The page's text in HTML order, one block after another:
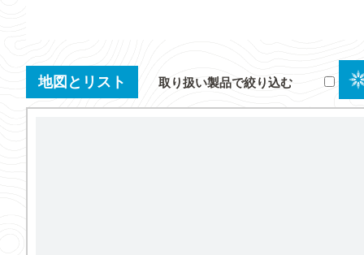
地図とリスト 取り扱い製品で絞り込む